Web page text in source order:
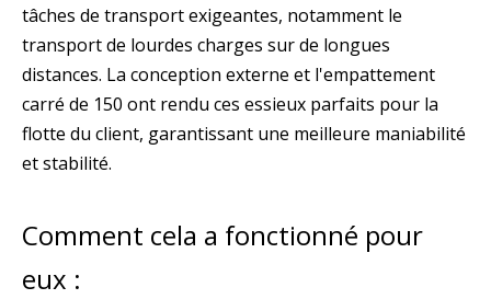
tâches de transport exigeantes, notamment le
transport de lourdes charges sur de longues
distances. La conception externe et l'empattement
carré de 150 ont rendu ces essieux parfaits pour la
flotte du client, garantissant une meilleure maniabilité
et stabilité.
Comment cela a fonctionné pour
eux :